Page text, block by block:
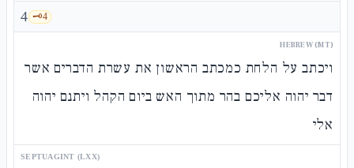
4 🗝️4
HEBREW (MT)
ויכתב על הלחת כמכתב הראשון את עשרת הדברים אשר
דבר יהוה אליכם בהר מתוך האש ביום הקהל ויתנם יהוה
אלי
SEPTUAGINT (LXX)